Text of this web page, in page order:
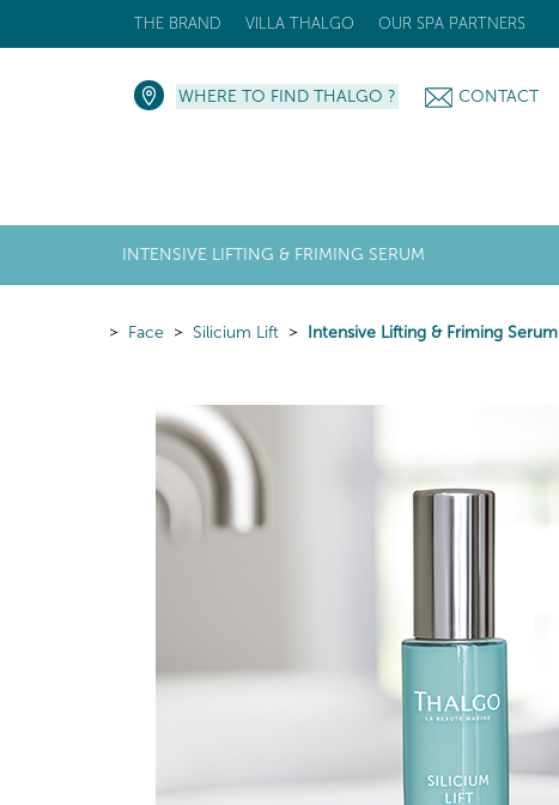
THE BRAND VILLA THALGO OUR SPA PARTNERS
WHERE TO FIND THALGO ? CONTACT
INTENSIVE LIFTING & FRIMING SERUM
Face Silicium Lift Intensive Lifting & Friming Serum